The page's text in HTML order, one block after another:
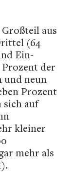
aus
(64
Ein-
der
und neun
Prozent
sich auf
kleiner
mehr als